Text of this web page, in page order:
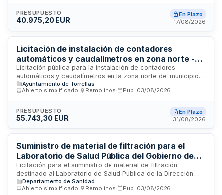
administración contratante es la Jefatura de Intendencia de
Asuntos Económicos Este, dependiente de la Administración
noviembre de dos mil veintiséis, con entrega del material en
las instalaciones de la unidad en horario matinal.
PRESUPUESTO
40.975,20 EUR
En Plazo
17/08/2026
Licitación de instalación de contadores
automáticos y caudalímetros en zona norte -
Ayuntamiento de Torrellas
Licitación pública para la instalación de contadores
automáticos y caudalímetros en la zona norte del municipio.
El Ayuntamiento de Torrellas convoca este procedimiento de
contratación destinado a modernizar la infraestructura de
lectura y facilitando la gestión de los suministros. Los
trabajos incluyen el suministro e instalación de equipos de
municipal, optimizando así los sistemas de control y
distribución de agua del ayuntamiento.
Ayuntamiento de Torrellas
Abierto simplificado
Remolinos Pub. 03/08/2026
PRESUPUESTO
55.743,30 EUR
En Plazo
31/08/2026
Suministro de material de filtración para el
Laboratorio de Salud Pública del Gobierno de
Aragón
Licitación para el suministro de material de filtración
destinado al Laboratorio de Salud Pública de la Dirección
General de Salud Pública del Departamento de Sanidad del
Gobierno de Aragón. El suministro incluye embudos
Departamento de Sanidad
Abierto simplificado
Remolinos Pub. 03/08/2026